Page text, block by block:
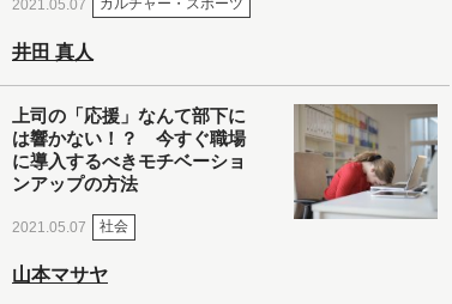
2021.05.07 カルチャー・スポーツ
井田 真人
上司の「応援」なんて部下に
は響かない！？ 今すぐ職場
に導入するべきモチベーショ
ンアップの方法
2021.05.07 社会
山本マサヤ